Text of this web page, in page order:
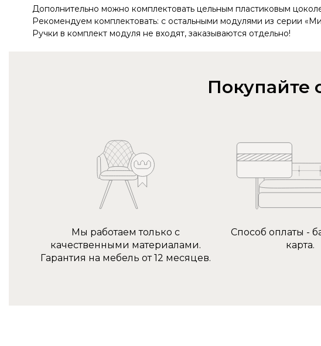
Дополнительно можно комплектовать цельным пластиковым
Рекомендуем комплектовать: с остальными модулями из серии
Ручки в комплект модуля не входят, заказываются отдельно!
Покупайте
Мы работаем только с
качественными материалами.
Гарантия на мебель от 12 месяцев.
Способ оплаты -
карта.